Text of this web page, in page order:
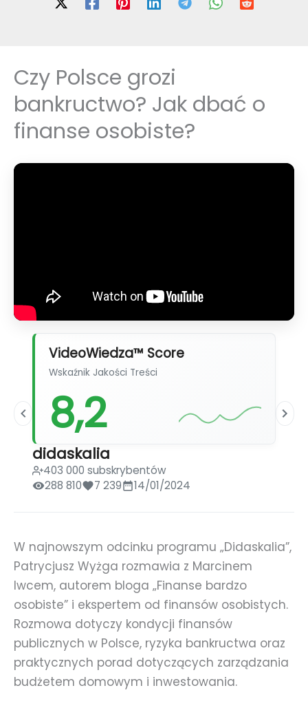
Czy Polsce grozi
bankructwo? Jak dbać o
finanse osobiste?
VideoWiedza™ Score
Wskaźnik Jakości Treści
8,2
didaskalia
403 000 subskrybentów
288 810
7 239 14/01/2024
W najnowszym odcinku programu „Didaskalia”,
Patrycjusz Wyżga rozmawia z Marcinem
Iwcem, autorem bloga „Finanse bardzo
osobiste” i ekspertem od finansów osobistych.
Rozmowa dotyczy kondycji finansów
publicznych w Polsce, ryzyka bankructwa oraz
praktycznych porad dotyczących zarządzania
budżetem domowym i inwestowania.